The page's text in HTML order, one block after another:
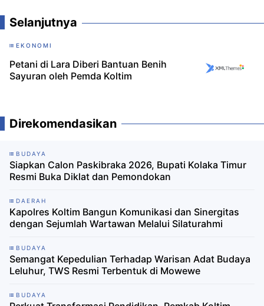
Selanjutnya
EKONOMI
Petani di Lara Diberi Bantuan Benih
Sayuran oleh Pemda Koltim
Direkomendasikan
BUDAYA
Siapkan Calon Paskibraka 2026, Bupati Kolaka Timur
Resmi Buka Diklat dan Pemondokan
DAERAH
Kapolres Koltim Bangun Komunikasi dan Sinergitas
dengan Sejumlah Wartawan Melalui Silaturahmi
BUDAYA
Semangat Kepedulian Terhadap Warisan Adat Budaya
Leluhur, TWS Resmi Terbentuk di Mowewe
BUDAYA